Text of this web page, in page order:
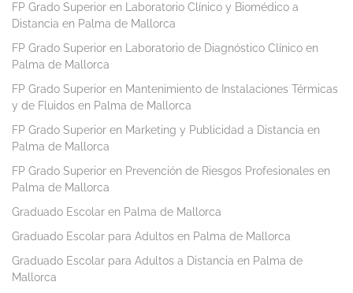
FP Grado Superior en Laboratorio Clínico y Biomédico a
Distancia en Palma de Mallorca
FP Grado Superior en Laboratorio de Diagnóstico Clínico en
Palma de Mallorca
FP Grado Superior en Mantenimiento de Instalaciones Térmicas
y de Fluidos en Palma de Mallorca
FP Grado Superior en Marketing y Publicidad a Distancia en
Palma de Mallorca
FP Grado Superior en Prevención de Riesgos Profesionales en
Palma de Mallorca
Graduado Escolar en Palma de Mallorca
Graduado Escolar para Adultos en Palma de Mallorca
Graduado Escolar para Adultos a Distancia en Palma de
Mallorca